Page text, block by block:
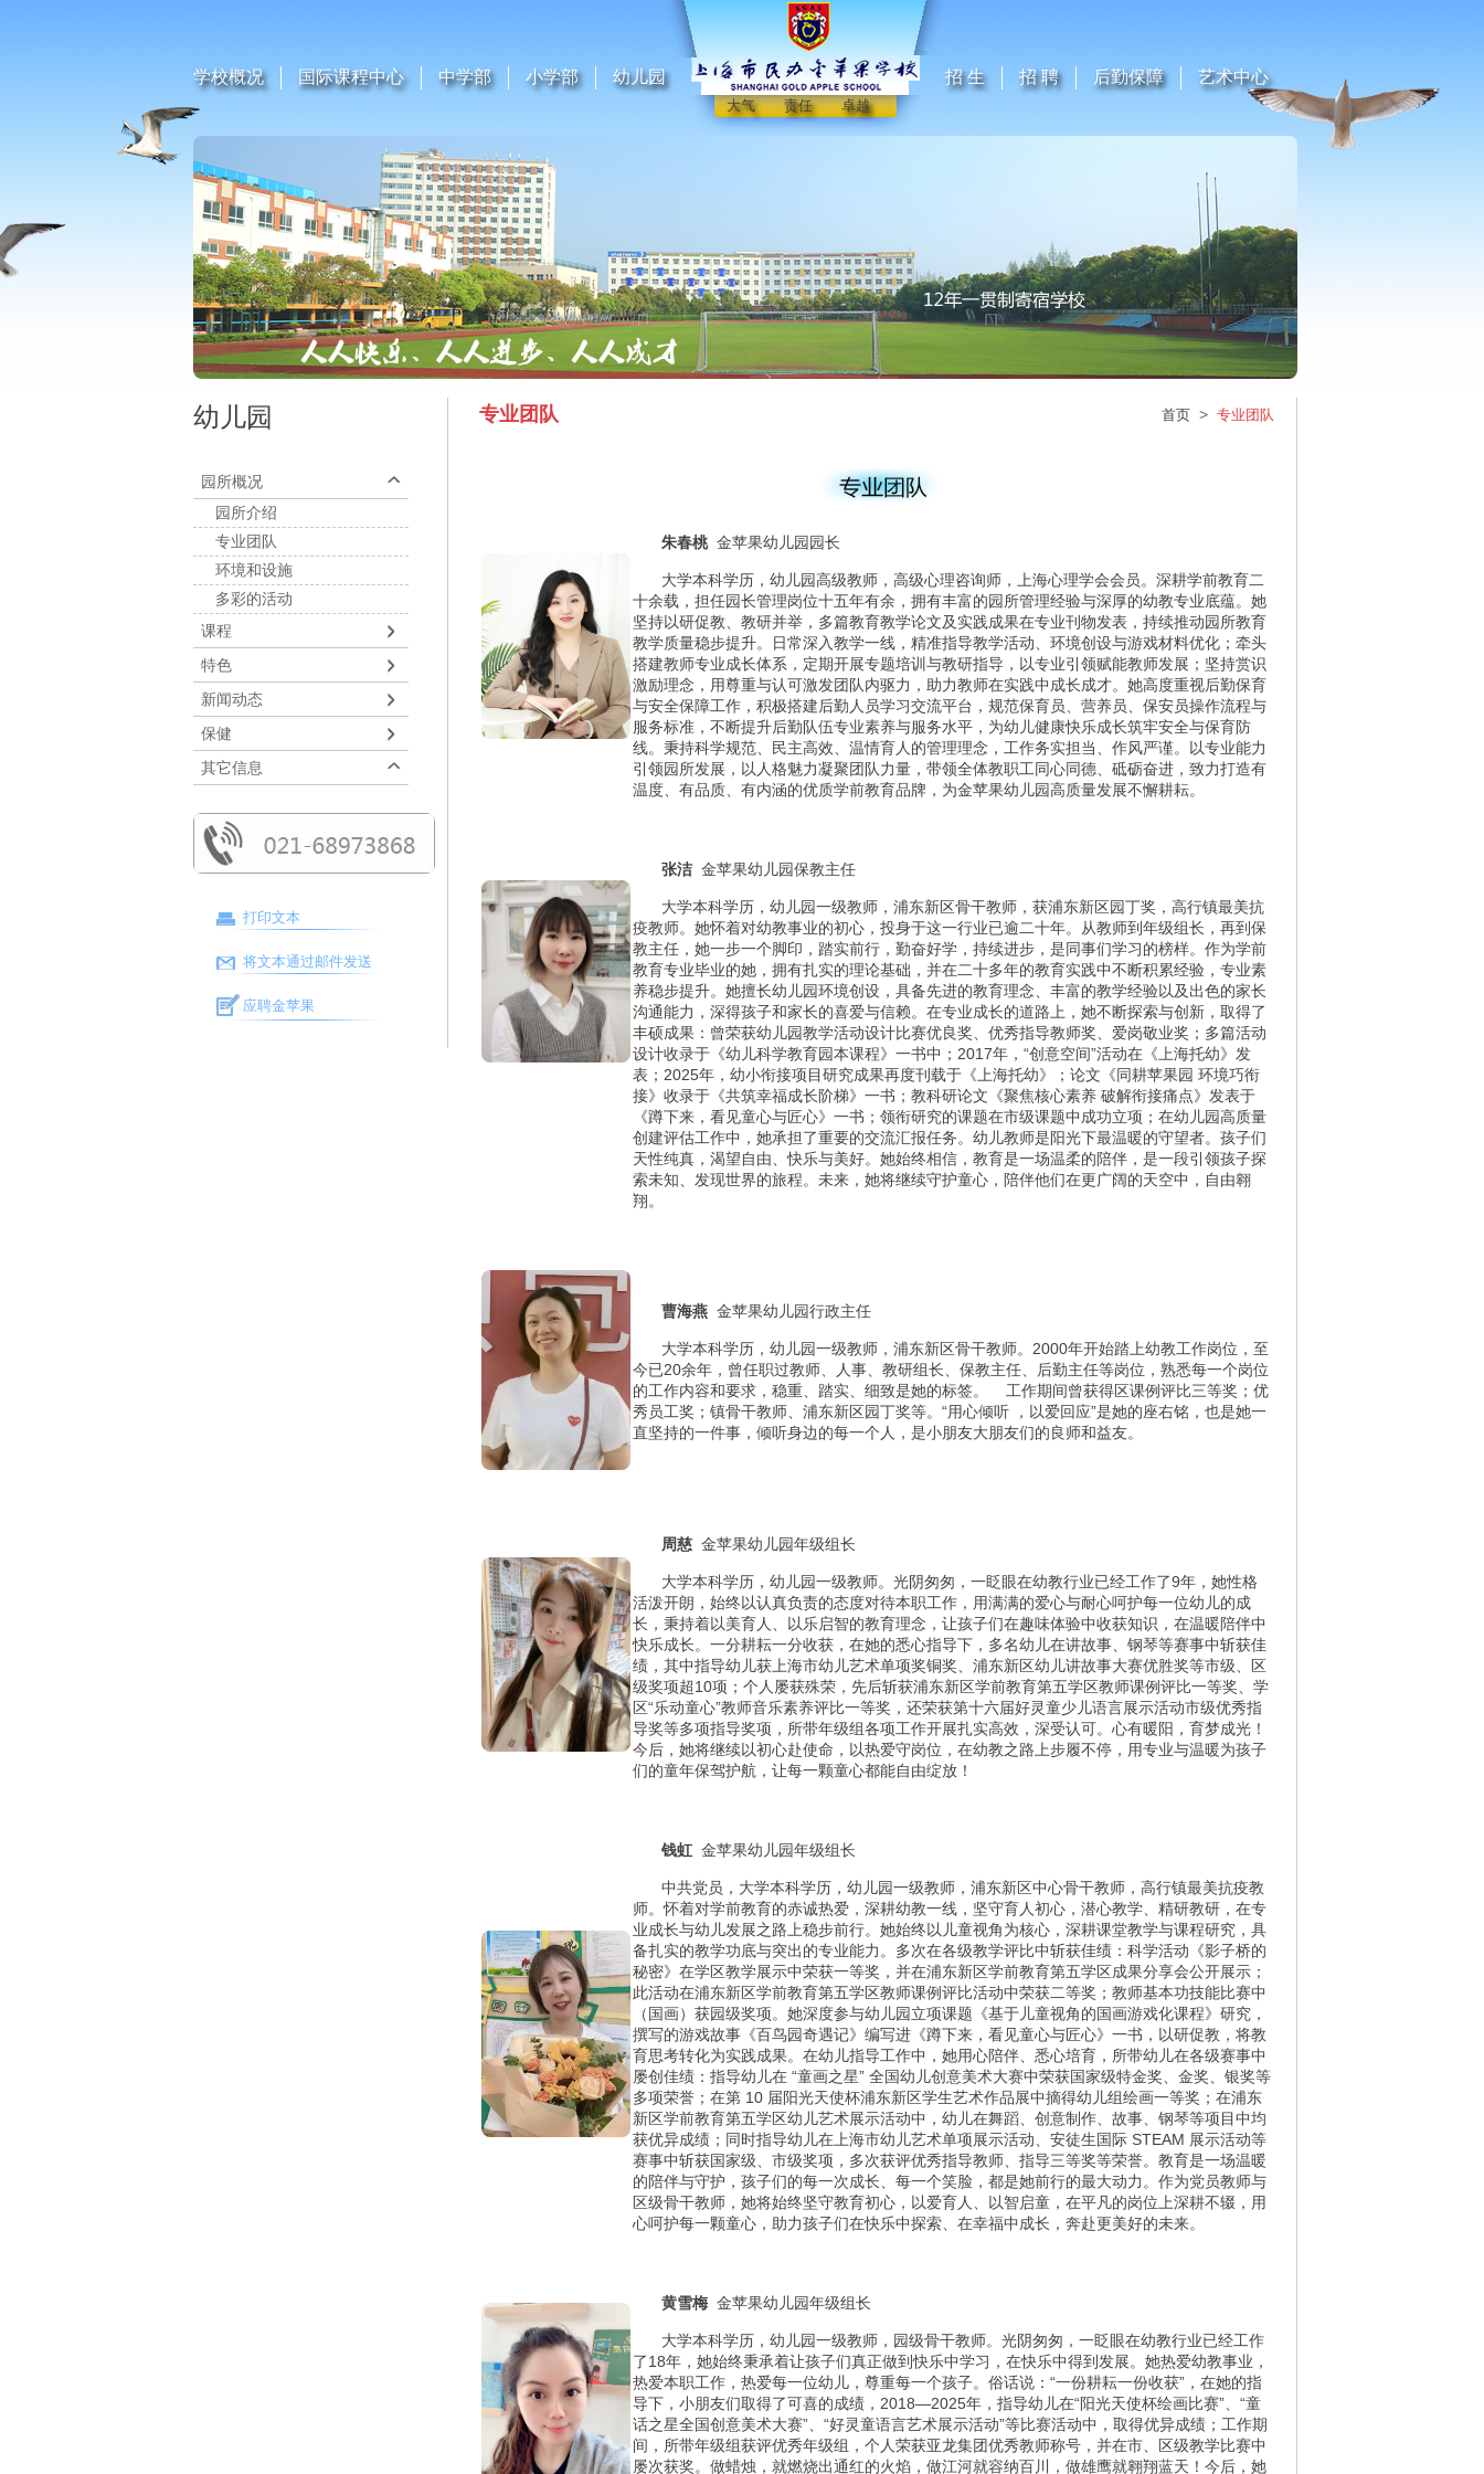
学校概况 国际课程中心 中学部 小学部 幼儿园
大气 责任 卓越
招 生 招 聘 后勤保障 艺术中心
幼儿园
园所概况
园所介绍
专业团队
环境和设施
多彩的活动
课程
特色
新闻动态
保健
其它信息
打印文本
将文本通过邮件发送
应聘金苹果
专业团队 首页 > 专业团队
朱春桃金苹果幼儿园园长
大学本科学历，幼儿园高级教师，高级心理咨询师，上海心理学会会员。深耕学前教育二
十余载，担任园长管理岗位十五年有余，拥有丰富的园所管理经验与深厚的幼教专业底蕴。 她
坚持以研促教、教研并举，多篇教育教学论文及实践成果在专业刊物发表，持续推动园所教育
教学质量稳步提升。日常深入教学一线，精准指导教学活动、环境创设与游戏材料优化；牵头
搭建教师专业成长体系，定期开展专题培训与教研指导，以专业引领赋能教师发展；坚持赏识
激励理念，用尊重与认可激发团队内驱力，助力教师在实践中成长成才。 她高度重视后勤保育
与安全保障工作，积极搭建后勤人员学习交流平台，规范保育员、营养员、保安员操作流程与
服务标准，不断提升后勤队伍专业素养与服务水平，为幼儿健康快乐成长筑牢安全与保育防
线。 秉持科学规范、民主高效、温情育人的管理理念，工作务实担当、作风严谨。以专业能力
引领园所发展，以人格魅力凝聚团队力量，带领全体教职工同心同德、砥砺奋进，致力打造有
温度、有品质、有内涵的优质学前教育品牌，为金苹果幼儿园高质量发展不懈耕耘。
张洁 金苹果幼儿园保教主任
大学本科学历，幼儿园一级教师，浦东新区骨干教师，获浦东新区园丁奖，高行镇最美抗
疫教师。 她怀着对幼教事业的初心，投身于这一行业已逾二十年。从教师到年级组长，再到保
教主任，她一步一个脚印，踏实前行，勤奋好学，持续进步，是同事们学习的榜样。 作为学前
教育专业毕业的她，拥有扎实的理论基础，并在二十多年的教育实践中不断积累经验，专业素
养稳步提升。她擅长幼儿园环境创设，具备先进的教育理念、丰富的教学经验以及出色的家长
沟通能力，深得孩子和家长的喜爱与信赖。 在专业成长的道路上，她不断探索与创新，取得了
丰硕成果：曾荣获幼儿园教学活动设计比赛优良奖、优秀指导教师奖、爱岗敬业奖；多篇活动
设计收录于《幼儿科学教育园本课程》一书中；2017年，“创意空间”活动在《上海托幼》发
表；2025年，幼小衔接项目研究成果再度刊载于《上海托幼》；论文《同耕苹果园 环境巧衔
接》收录于《共筑幸福成长阶梯》一书；教科研论文《聚焦核心素养 破解衔接痛点》发表于
《蹲下来，看见童心与匠心》一书；领衔研究的课题在市级课题中成功立项；在幼儿园高质量
创建评估工作中，她承担了重要的交流汇报任务。 幼儿教师是阳光下最温暖的守望者。孩子们
天性纯真，渴望自由、快乐与美好。她始终相信，教育是一场温柔的陪伴，是一段引领孩子探
索未知、发现世界的旅程。未来，她将继续守护童心，陪伴他们在更广阔的天空中，自由翱
翔。
曹海燕 金苹果幼儿园行政主任
大学本科学历，幼儿园一级教师，浦东新区骨干教师。 2000年开始踏上幼教工作岗位，至
今已20余年，曾任职过教师、人事、教研组长、保教主任、后勤主任等岗位，熟悉每一个岗位
的工作内容和要求，稳重、踏实、细致是她的标签。 工作期间曾获得区课例评比三等奖；优
秀员工奖；镇骨干教师、浦东新区园丁奖等。 “用心倾听 ，以爱回应”是她的座右铭，也是她一
直坚持的一件事，倾听身边的每一个人，是小朋友大朋友们的良师和益友。
周慈 金苹果幼儿园年级组长
大学本科学历，幼儿园一级教师。 光阴匆匆，一眨眼在幼教行业已经工作了9年，她性格
活泼开朗，始终以认真负责的态度对待本职工作，用满满的爱心与耐心呵护每一位幼儿的成
长，秉持着以美育人、以乐启智的教育理念，让孩子们在趣味体验中收获知识，在温暖陪伴中
快乐成长。一分耕耘一分收获，在她的悉心指导下，多名幼儿在讲故事、钢琴等赛事中斩获佳
绩，其中指导幼儿获上海市幼儿艺术单项奖铜奖、浦东新区幼儿讲故事大赛优胜奖等市级、区
级奖项超10项；个人屡获殊荣，先后斩获浦东新区学前教育第五学区教师课例评比一等奖、学
区“乐动童心”教师音乐素养评比一等奖，还荣获第十六届好灵童少儿语言展示活动市级优秀指
导奖等多项指导奖项，所带年级组各项工作开展扎实高效，深受认可。 心有暖阳，育梦成光！
今后，她将继续以初心赴使命，以热爱守岗位，在幼教之路上步履不停，用专业与温暖为孩子
们的童年保驾护航，让每一颗童心都能自由绽放！
钱虹 金苹果幼儿园年级组长
中共党员，大学本科学历，幼儿园一级教师，浦东新区中心骨干教师，高行镇最美抗疫教
师。怀着对学前教育的赤诚热爱，深耕幼教一线，坚守育人初心，潜心教学、精研教研，在专
业成长与幼儿发展之路上稳步前行。 她始终以儿童视角为核心，深耕课堂教学与课程研究，具
备扎实的教学功底与突出的专业能力。多次在各级教学评比中斩获佳绩：科学活动《影子桥的
秘密》在学区教学展示中荣获一等奖，并在浦东新区学前教育第五学区成果分享会公开展示；
此活动在浦东新区学前教育第五学区教师课例评比活动中荣获二等奖；教师基本功技能比赛中
（国画）获园级奖项。她深度参与幼儿园立项课题《基于儿童视角的国画游戏化课程》研究，
撰写的游戏故事《百鸟园奇遇记》编写进《蹲下来，看见童心与匠心》一书，以研促教，将教
育思考转化为实践成果。在幼儿指导工作中，她用心陪伴、悉心培育，所带幼儿在各级赛事中
屡创佳绩：指导幼儿在 “童画之星” 全国幼儿创意美术大赛中荣获国家级特金奖、金奖、银奖等
多项荣誉；在第 10 届阳光天使杯浦东新区学生艺术作品展中摘得幼儿组绘画一等奖；在浦东
新区学前教育第五学区幼儿艺术展示活动中，幼儿在舞蹈、创意制作、故事、钢琴等项目中均
获优异成绩；同时指导幼儿在上海市幼儿艺术单项展示活动、安徒生国际 STEAM 展示活动等
赛事中斩获国家级、市级奖项，多次获评优秀指导教师、指导三等奖等荣誉。 教育是一场温暖
的陪伴与守护，孩子们的每一次成长、每一个笑脸，都是她前行的最大动力。作为党员教师与
区级骨干教师，她将始终坚守教育初心，以爱育人、以智启童，在平凡的岗位上深耕不辍，用
心呵护每一颗童心，助力孩子们在快乐中探索、在幸福中成长，奔赴更美好的未来。
黄雪梅金苹果幼儿园年级组长
大学本科学历，幼儿园一级教师，园级骨干教师。 光阴匆匆，一眨眼在幼教行业已经工作
了18年，她始终秉承着让孩子们真正做到快乐中学习，在快乐中得到发展。她热爱幼教事业，
热爱本职工作，热爱每一位幼儿，尊重每一个孩子。俗话说：“一份耕耘一份收获”，在她的指
导下，小朋友们取得了可喜的成绩，2018—2025年，指导幼儿在“阳光天使杯绘画比赛”、“童
话之星全国创意美术大赛”、“好灵童语言艺术展示活动”等比赛活动中，取得优异成绩；工作期
间，所带年级组获评优秀年级组，个人荣获亚龙集团优秀教师称号，并在市、区级教学比赛中
屡次获奖。 做蜡烛，就燃烧出通红的火焰，做江河就容纳百川，做雄鹰就翱翔蓝天！今后，她